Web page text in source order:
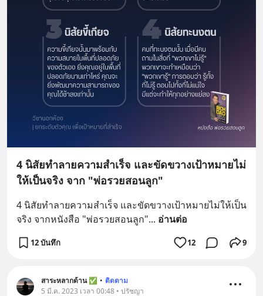
4 นิสัยทำลายความสำเร็จ และขัดขวางเป้าหมายไม่
ให้เป็นจริง จาก "พ่อรวยสอนลูก"
4 นิสัยทำลายความสำเร็จ และขัดขวางเป้าหมายไม่ให้เป็น
จริง จากหนังสือ "พ่อรวยสอนลูก"... อ่านต่อ
12 บันทึก 12 9
สาระหลากด้าน ✅ • ติดตาม
5 มี.ค. 2023 เวลา 00:48 • ปรัชญา